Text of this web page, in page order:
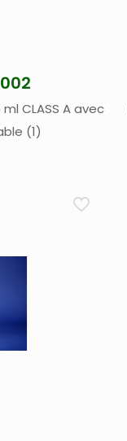
CLASS A avec
(1)